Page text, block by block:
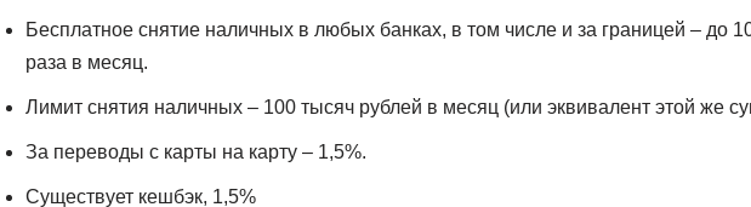
Бесплатное снятие наличных в любых банках, в том числе и за границей – до
раза в месяц.
Лимит снятия наличных – 100 тысяч рублей в месяц (или эквивалент этой же
За переводы с карты на карту – 1,5%.
Существует кешбэк, 1,5%